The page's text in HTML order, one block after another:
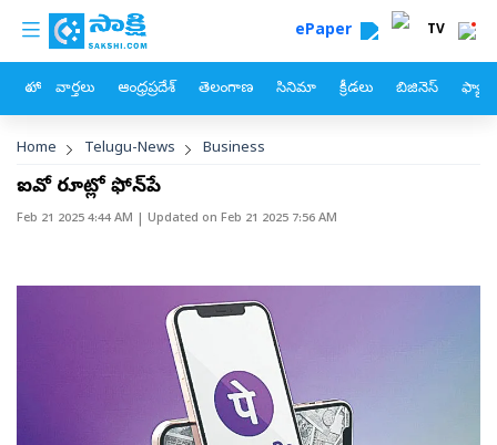
Skip to main content
custom menu ePaper TV
హోం వార్తలు ఆంధ్రప్రదేశ్ తెలంగాణ సినిమా క్రీడలు బిజినెస్
Breadcrumb
Home Telugu-News Business
ఐపీవో రూట్లో ఫోన్‌పే
Feb 21 2025 4:44 AM | Updated on Feb 21 2025 7:56 AM